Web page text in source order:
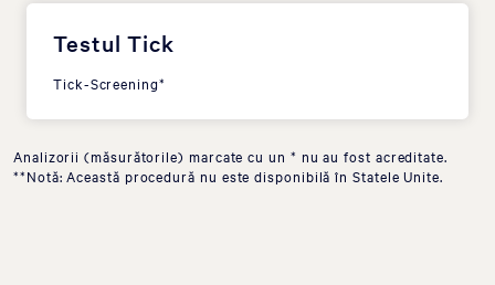
Testul Tick
Tick-Screening*
Analizorii (măsurătorile) marcate cu un * nu au fost acreditate.
**Notă: Această procedură nu este disponibilă în Statele Unite.